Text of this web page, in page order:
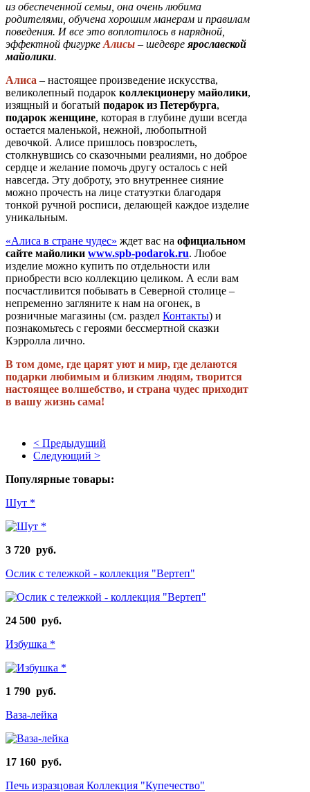
из обеспеченной семьи, она очень любима
родителями, обучена хорошим манерам и правилам
поведения. И все это воплотилось в нарядной,
эффектной фигурке Алисы – шедевре ярославской
майолики.
Алиса – настоящее произведение искусства,
великолепный подарок коллекционеру майолики,
изящный и богатый подарок из Петербурга,
подарок женщине, которая в глубине души всегда
остается маленькой, нежной, любопытной
девочкой. Алисе пришлось повзрослеть,
столкнувшись со сказочными реалиями, но доброе
сердце и желание помочь другу осталось с ней
навсегда. Эту доброту, это внутреннее сияние
можно прочесть на лице статуэтки благодаря
тонкой ручной росписи, делающей каждое изделие
уникальным.
«Алиса в стране чудес» ждет вас на официальном
сайте майолики www.spb-podarok.ru. Любое
изделие можно купить по отдельности или
приобрести всю коллекцию целиком. А если вам
посчастливится побывать в Северной столице –
непременно загляните к нам на огонек, в
розничные магазины (см. раздел Контакты) и
познакомьтесь с героями бессмертной сказки
Кэрролла лично.
В том доме, где царят уют и мир, где делаются
подарки любимым и близким людям, творится
настоящее волшебство, и страна чудес приходит
в вашу жизнь сама!
< Предыдущий
Следующий >
Популярные товары:
Шут *
3 720 руб.
Ослик с тележкой - коллекция "Вертеп"
24 500 руб.
Избушка *
1 790 руб.
Ваза-лейка
17 160 руб.
Печь изразцовая Коллекция "Купечество"